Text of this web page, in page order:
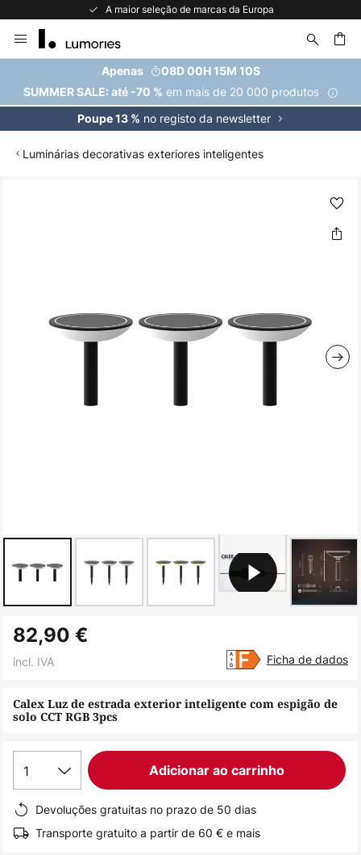
A maior seleção de marcas da Europa
para
Conteúdo
Apenas
08D 00H 15M 10S
SUMMER SALE: até -70 % em mais de 20 000 produtos
Poupe 13 % no registo da newsletter
Luminárias decorativas exteriores inteligentes
imagens
para
da
Galeria
Calex Luz de estrada exterior inteligente com espigão de
solo CCT RGB 3pcs
82,90 €
incl. IVA Ficha de dados
1 Adicionar ao carrinho
Devoluções gratuitas no prazo de 50 dias
Transporte gratuito a partir de 60 € e mais